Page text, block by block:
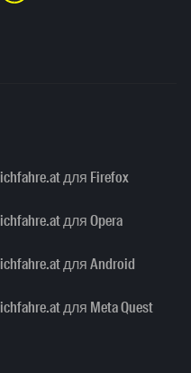
ichfahre.at для Firefox
ichfahre.at для Opera
ichfahre.at для Android
ichfahre.at для Meta Quest